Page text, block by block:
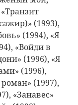
(1993),
(1994), «Я
«Войди в
(1996), «Я
(1996),
(1997),
«Занавес»